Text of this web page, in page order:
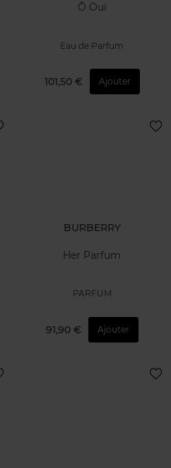
Ô Oui
Eau de Parfum
101,50 € Ajouter
BURBERRY
Her Parfum
PARFUM
91,90 € Ajouter